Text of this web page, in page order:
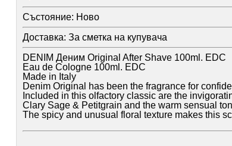
Състояние: Ново
Доставка: За сметка на купувача
DENIM Деним Original After Shave 100ml. EDC
Eau de Cologne 100ml. EDC
Made in Italy
Denim Original has been the fragrance for
Included in this olfactory classic are the
Clary Sage & Petitgrain and the warm sensual
The spicy and unusual floral texture makes this